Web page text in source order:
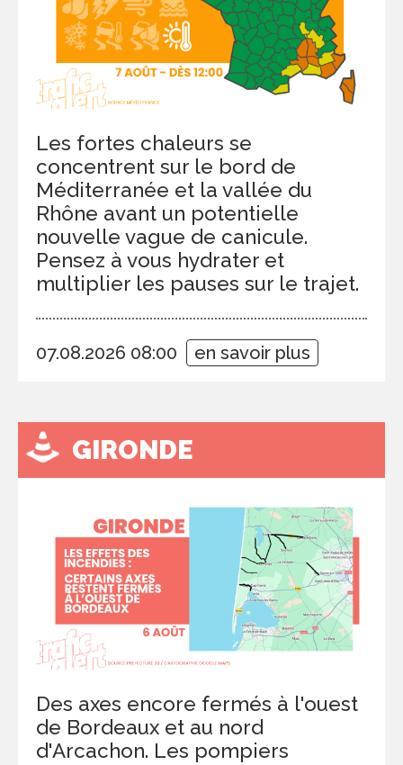
Les fortes chaleurs se
concentrent sur le bord de
Méditerranée et la vallée du
Rhône avant un potentielle
nouvelle vague de canicule.
Pensez à vous hydrater et
multiplier les pauses sur le trajet.
07.08.2026 08:00 en savoir plus
GIRONDE
Des axes encore fermés à l'ouest
de Bordeaux et au nord
d'Arcachon. Les pompiers